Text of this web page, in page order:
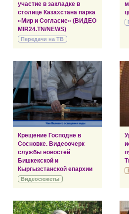
участие в закладке в
столице Казахстана парка
«Мир и Согласие» (ВИДЕО
MIR24.TN/NEWS)
Передачи на ТВ
Крещение Господне в
Сосновке. Видеоочерк
службы новостей
Бишкекской и
Кыргызстанской епархии
Видеосюжеты